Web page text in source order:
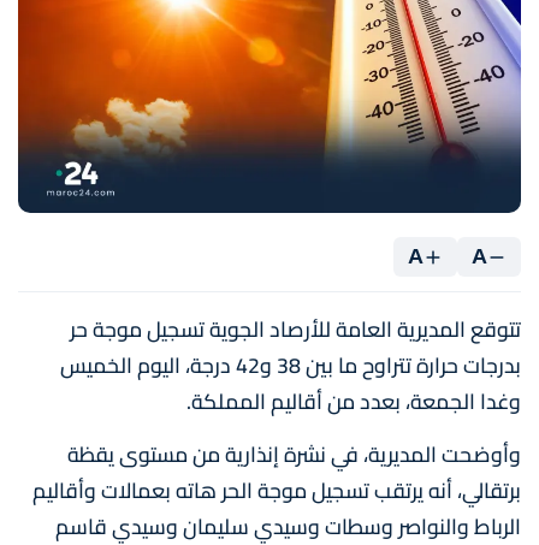
A
A
تتوقع المديرية العامة للأرصاد الجوية تسجيل موجة حر
بدرجات حرارة تتراوح ما بين 38 و42 درجة، اليوم الخميس
وغدا الجمعة، بعدد من أقاليم المملكة.
وأوضحت المديرية، في نشرة إنذارية من مستوى يقظة
برتقالي، أنه يرتقب تسجيل موجة الحر هاته بعمالات وأقاليم
الرباط والنواصر وسطات وسيدي سليمان وسيدي قاسم